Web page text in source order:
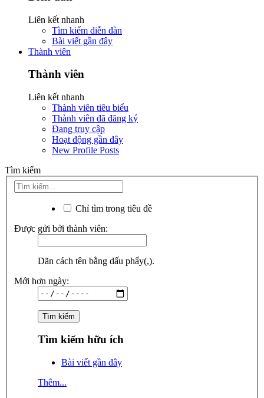
Liên kết nhanh
Tìm kiếm diễn đàn
Bài viết gần đây
Thành viên
Thành viên
Liên kết nhanh
Thành viên tiêu biểu
Thành viên đã đăng ký
Đang truy cập
Hoạt động gần đây
New Profile Posts
Tìm kiếm
Chỉ tìm trong tiêu đề
Được gửi bởi thành viên:
Dãn cách tên bằng dấu phẩy(,).
Mới hơn ngày:
Tìm kiếm hữu ích
Bài viết gần đây
Thêm...